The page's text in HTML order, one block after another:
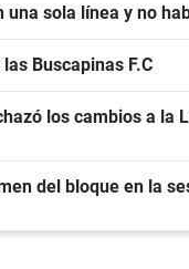
una sola línea y no
Buscapinas F.C
los cambios a la
del bloque en la